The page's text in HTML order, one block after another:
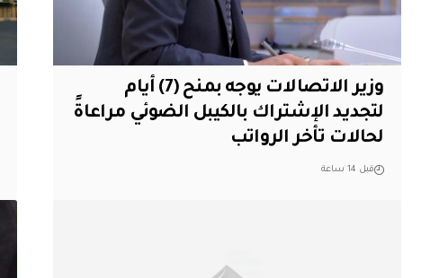
وزير الاتصالات يوجه بمنح (7) أيام
لتجديد الإشتراك بالكيبل الضوئي مراعاةً
لحالات تأخر الرواتب
قبل 14 ساعة